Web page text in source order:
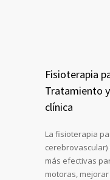
Fisioterapia
Tratamiento
clínica
La fisioterapia
más efectivas
motoras,